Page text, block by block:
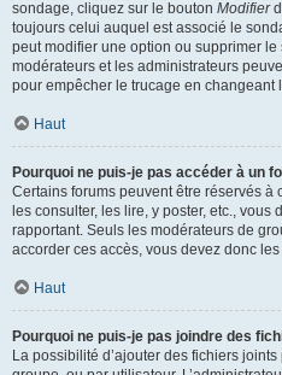
sondage, cliquez sur le bouton Modifier
toujours celui auquel est associé le
peut modifier une option ou supprimer
modérateurs et les administrateurs
pour empêcher le trucage en changeant
Haut
Pourquoi ne puis-je pas accéder à un
Certains forums peuvent être réservés
les consulter, les lire, y poster, etc., vous
rapportant. Seuls les modérateurs de
accorder ces accès, vous devez donc les
Haut
Pourquoi ne puis-je pas joindre des
La possibilité d’ajouter des fichiers